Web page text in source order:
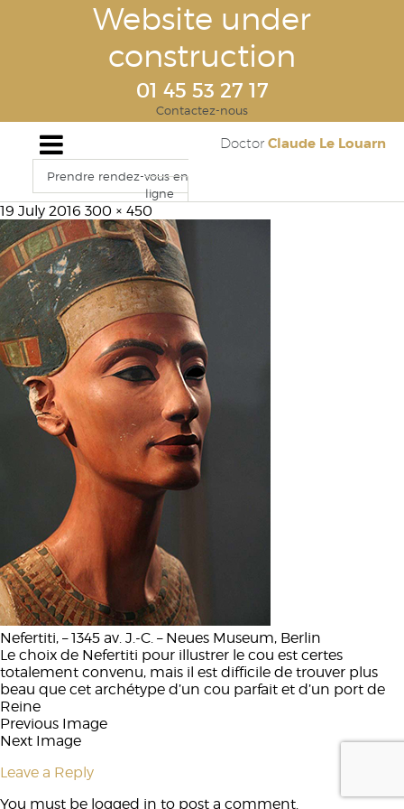
Website under
construction
01 45 53 27 17
Contactez-nous
Doctor Claude Le Louarn
Prendre rendez-vous en
ligne
19 July 2016 300 × 450
Nefertiti, – 1345 av. J.-C. – Neues Museum, Berlin
Le choix de Nefertiti pour illustrer le cou est certes
totalement convenu, mais il est difficile de trouver plus
beau que cet archétype d’un cou parfait et d’un port de
Reine
Previous Image
Next Image
Leave a Reply
You must be logged in to post a comment.